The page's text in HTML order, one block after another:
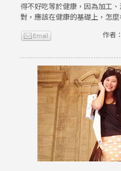
得不好吃等於健康，因為加工
對，應該在健康的基礎上，怎麼
作者